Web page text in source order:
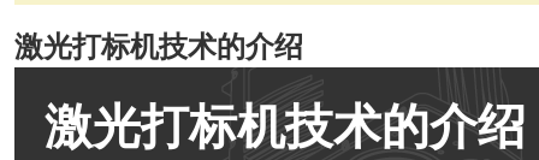
激光打标机技术的介绍
激光打标机技术的介绍